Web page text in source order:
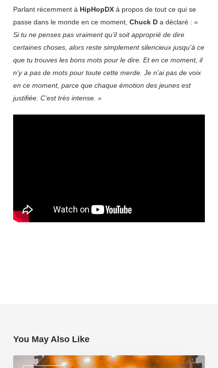
Parlant récemment à HipHopDXà propos de tout ce qui se
passe dans le monde en ce moment, Chuck Da déclaré : «
Si tu ne penses pas vraiment qu’il soit approprié de dire
certaines choses, alors reste simplement silencieux jusqu’à ce
que tu trouves les bons mots pour le dire. Et en ce moment, il
n’y a pas de mots pour toute cette merde. Je n’ai pas de voix
en ce moment, parce que chaque émotion des jeunes est
justifiée. C’est très intense. »
You May Also Like